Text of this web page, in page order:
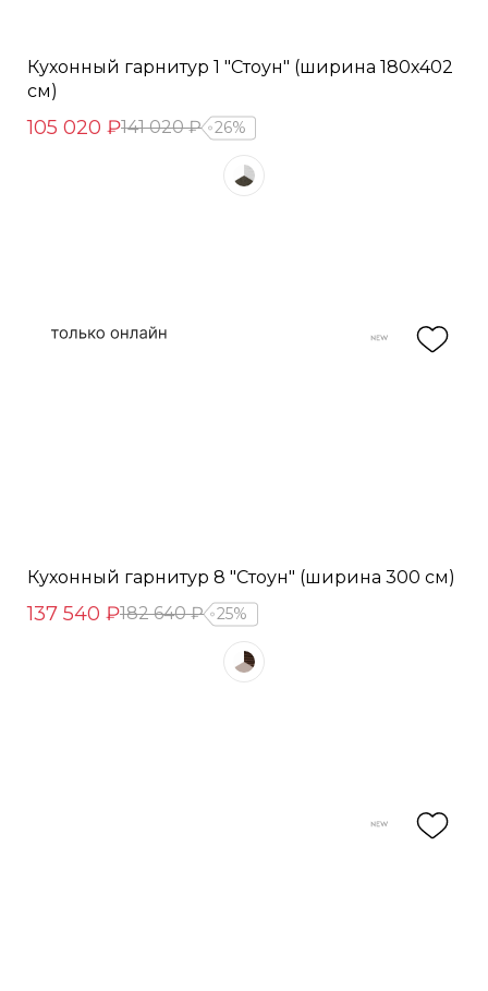
Кухонный гарнитур 1 "Стоун" (ширина 180х402
см)
105 020 ₽141 020 ₽ 26%
Кухонный гарнитур 8 "Стоун" (ширина 300 см)
137 540 ₽182 640 ₽ 25%